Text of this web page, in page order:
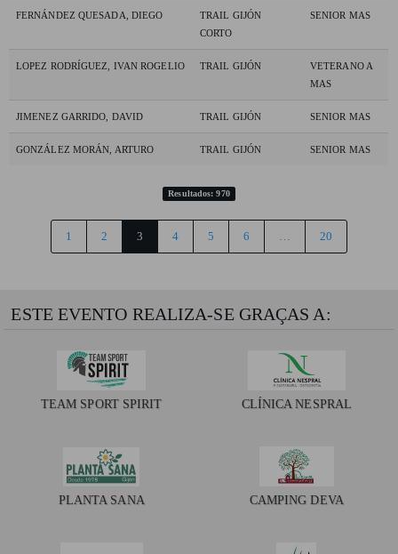
FERNÁNDEZ QUESADA, DIEGO
TRAIL GIJÓN
CORTO
SENIOR MAS
LOPEZ RODRÍGUEZ, IVAN ROGELIO TRAIL GIJÓN
VETERANO A
MAS
JIMENEZ GARRIDO, DAVID TRAIL GIJÓN SENIOR MAS
GONZÁLEZ MORÁN, ARTURO TRAIL GIJÓN SENIOR MAS
Resultados: 970
1 2 3 4 5 6 … 20
ESTE EVENTO REALIZA-SE GRAÇAS A:
TEAM SPORT SPIRIT CLÍNICA NESPRAL
PLANTA SANA CAMPING DEVA